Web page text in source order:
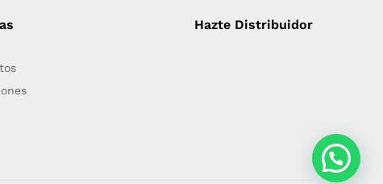
Hazte Distribuidor